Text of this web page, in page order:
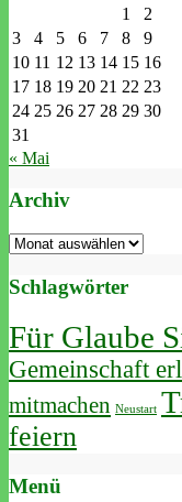
1
2
3
4 5 6 7 8
9
10 11 12 13 14 15 16
17 18 19 20 21 22 23
24 25 26 27 28 29 30
31
« Mai
Archiv
Archiv
Schlagwörter
Für Glaube
Gemeinschaft
mitmachen Neustart
feiern
Menü